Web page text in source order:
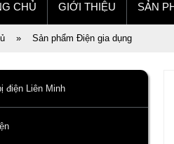
CHỦ GIỚI THIỆU SẢN
» Sản phẩm Điện gia dụng
điện Liên Minh